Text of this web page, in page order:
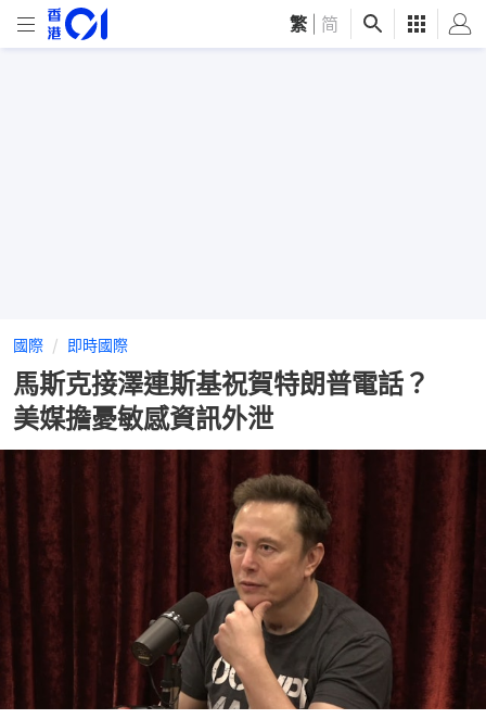
繁 简
國際 即時國際
馬斯克接澤連斯基祝賀特朗普電話？
美媒擔憂敏感資訊外泄